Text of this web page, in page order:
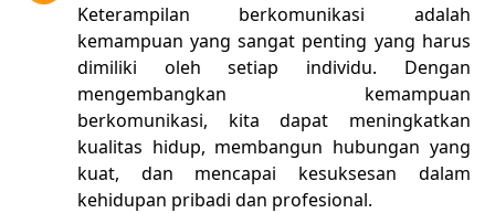
Keterampilan berkomunikasi adalah
kemampuan yang sangat penting yang harus
dimiliki oleh setiap individu. Dengan
mengembangkan kemampuan
berkomunikasi, kita dapat meningkatkan
kualitas hidup, membangun hubungan yang
kuat, dan mencapai kesuksesan dalam
kehidupan pribadi dan profesional.